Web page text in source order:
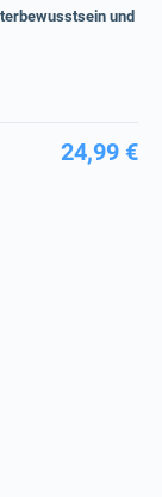
und
24,99 €